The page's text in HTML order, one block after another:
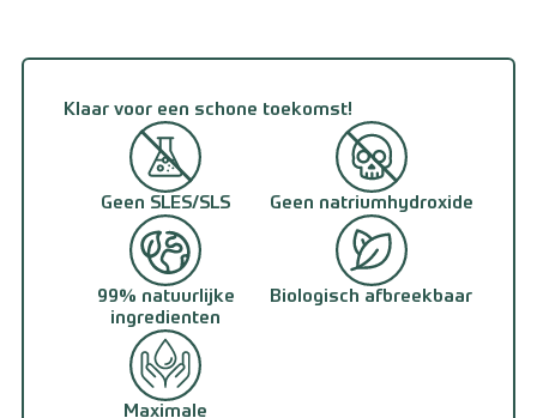
Klaar voor een schone toekomst!
Geen SLES/SLS Geen natriumhydroxide
99% natuurlijke
ingredienten
Biologisch afbreekbaar
Maximale